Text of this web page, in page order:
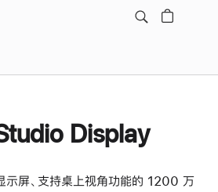
Display
屏、支持桌上视角功能的 1200 万